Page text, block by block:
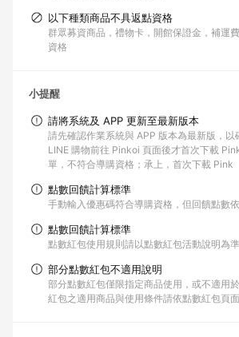
以下種類商品不具返點資格
群眾募資商品，禮物卡，開館保證金，補運
資格
小提醒
請將系統及 APP 更新至最新版本
請先確認作業系統與 APP 版本為最新版，以
LINE 購物前往 Pinkoi 頁面後才首次下載
單，不符合導購資格；承上，首次下載 Pink
點數回饋計算標準
手動輸入優惠碼符合導購資格，但回饋點數
點數回饋計算標準
點數紅包使用規則請以點數紅包活動說明為準
部分點數紅包不適用說明
部分點數紅包僅限指定商品使用，或不適用
紅包之適用商品與使用條件請依點數紅包頁面